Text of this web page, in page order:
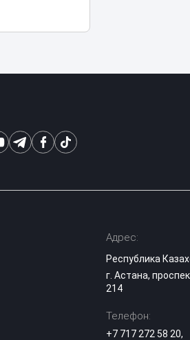
16:29
Астане
16:00
блогер
Адрес:
Республика
г. Астана,
214
Телефон:
+7 717 272 58 20,